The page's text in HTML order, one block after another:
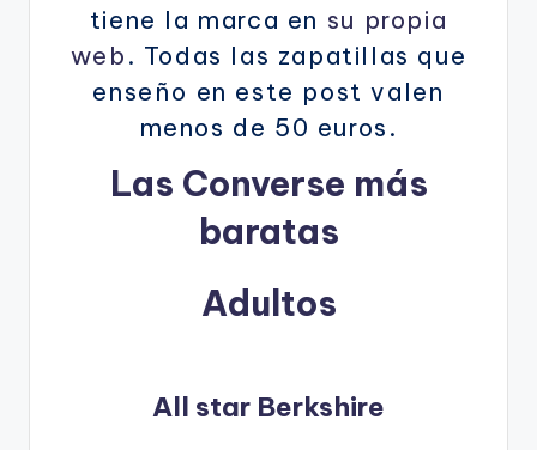
tiene la marca en su propia
web . Todas las zapatillas que
enseño en este post valen
menos de 50 euros.
Las Converse más
baratas
Adultos
All star Berkshire